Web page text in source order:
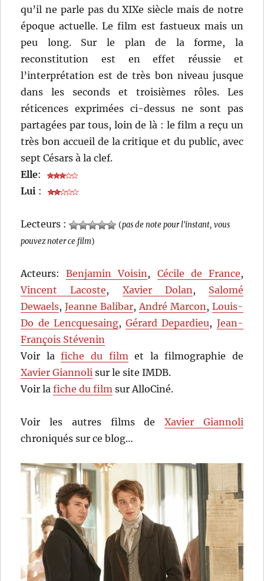
qu’il ne parle pas du XIXe siècle mais de notre
époque actuelle. Le film est fastueux mais un
peu long. Sur le plan de la forme, la
reconstitution est en effet réussie et
l’interprétation est de très bon niveau jusque
dans les seconds et troisièmes rôles. Les
réticences exprimées ci-dessus ne sont pas
partagées par tous, loin de là : le film a reçu un
très bon accueil de la critique et du public, avec
sept Césars à la clef.
Elle:
Lui :
Lecteurs : (pas de note pour l'instant, vous
pouvez noter ce film)
Acteurs:Benjamin Voisin, Cécile de France,
Vincent Lacoste, Xavier Dolan, Salomé
Dewaels,Jeanne Balibar,André Marcon, Louis-
Do de Lencquesaing,Gérard Depardieu, Jean-
François Stévenin
Voir lafiche du filmet la filmographie de
Xavier Giannoli sur le site IMDB.
Voir lafiche du film sur AlloCiné.
Voir les autres films de Xavier Giannoli
chroniqués sur ce blog…